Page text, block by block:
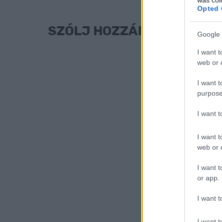
Opted
Google
I want
web or
I want
I want
I want
web or
I want
or app.
I want
SZÓLJ HOZZÁ!